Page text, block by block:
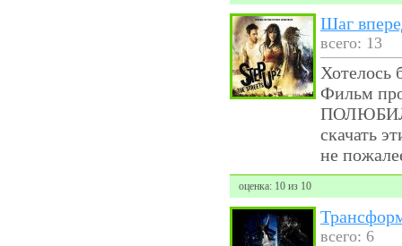
Шаг
всего: 13
Хотелось
Фильм
скачать
не
оценка: 10 из 10
всего: 6